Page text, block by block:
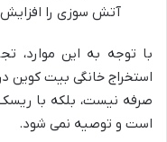
آتش سوزی را
با توجه به این موارد،
استخراج خانگی بیت کوین
صرفه نیست، بلکه با
است و توصیه نمی شود.